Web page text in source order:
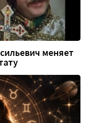
меняет